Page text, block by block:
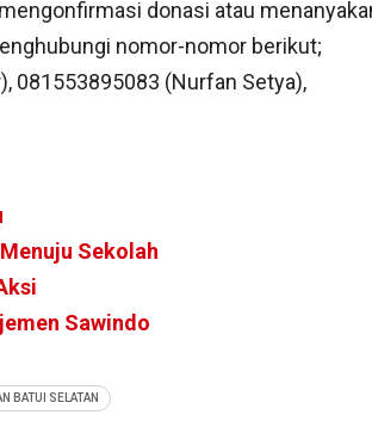
donasi atau
nomor-nomor berikut;
081553895083 (Nurfan Setya),
Sekolah
Sawindo
BATUI SELATAN